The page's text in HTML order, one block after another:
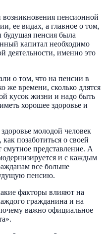
возникновения пенсионной
ее видах, а главное о том,
будущая пенсия была
капитал необходимо
деятельности, именно это
о том, что на пенсии в
же времени, сколько длятся
кусок жизни и надо быть
хорошее здоровье и
молодой человек
позаботиться о своей
представление. А
и с каждым
все больше
пенсию.
факторы влияют на
гражданина и на
важно официальное